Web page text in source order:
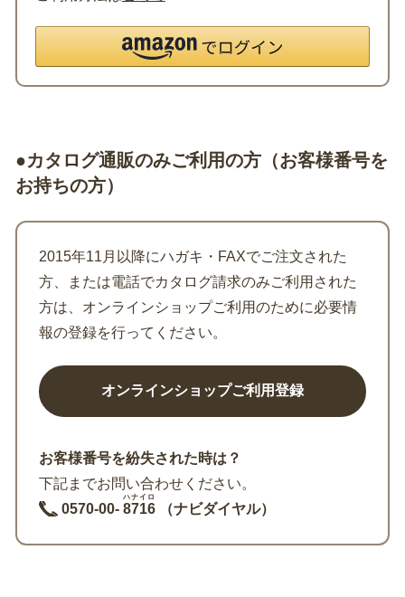
●カタログ通販のみご利用の方（お客様番号を
お持ちの方）
2015年11月以降にハガキ・FAXでご注文された
方、または電話でカタログ請求のみご利用された
方は、オンラインショップご利用のために必要情
報の登録を行ってください。
お客様番号を紛失された時は？
下記までお問い合わせください。
0570-00- 8716
ハナイロ
（ナビダイヤル）